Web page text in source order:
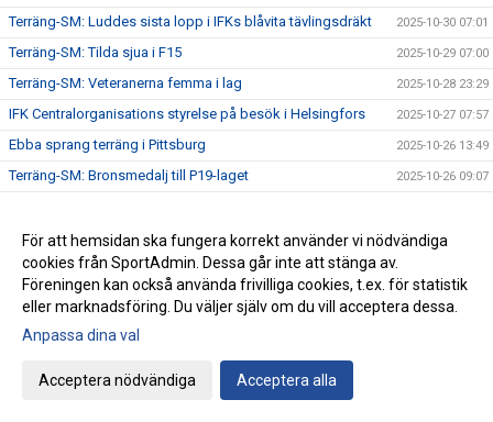
Terräng-SM: Luddes sista lopp i IFKs blåvita tävlingsdräkt 2025-10-30 07:01
Terräng-SM: Tilda sjua i F15 2025-10-29 07:00
Terräng-SM: Veteranerna femma i lag 2025-10-28 23:29
IFK Centralorganisations styrelse på besök i Helsingfors 2025-10-27 07:57
Ebba sprang terräng i Pittsburg 2025-10-26 13:49
Terräng-SM: Bronsmedalj till P19-laget 2025-10-26 09:07
Terräng-SM: Kassaskåpssäkert P19-guld till Kalle 2025-10-25 22:00
Terräng-SM: Silver till Nina i K55 2025-10-24 09:24
Terräng-SM: Veteran-silver till Kenneth Gysing 2025-10-23 08:03
Vilka fantastiska funktionärer vi har!
Terräng-SM: Dubbelt i lagtävlingen i P17
Stark trio juniorlöpare från IFK i Nordiska mästerskapen i
För att hemsidan ska fungera korrekt använder vi nödvändiga
cookies från SportAdmin. Dessa går inte att stänga av.
Föreningen kan också använda frivilliga cookies, t.ex. för statistik
eller marknadsföring. Du väljer själv om du vill acceptera dessa.
Anpassa dina val
Acceptera nödvändiga Acceptera alla